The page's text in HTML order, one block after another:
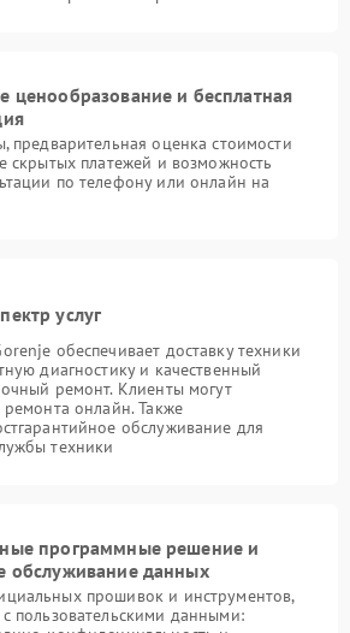
ценообразование и бесплатная
предварительная оценка стоимости
скрытых платежей и возможность
по телефону или онлайн на
услуг
обеспечивает доставку техники
диагностику и качественный
ремонт. Клиенты могут
ремонта онлайн. Также
обслуживание для
техники
программные решение и
обслуживание данных
прошивок и инструментов,
пользовательскими данными: